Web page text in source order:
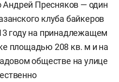
Андрей Пресняков — один
клуба байкеров
году на принадлежащем
площадью 208 кв. м и на
обществе на улице